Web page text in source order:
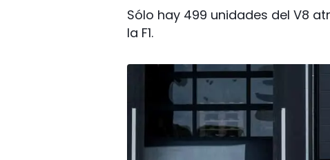
Sólo hay 499 unidades del V8
la F1.